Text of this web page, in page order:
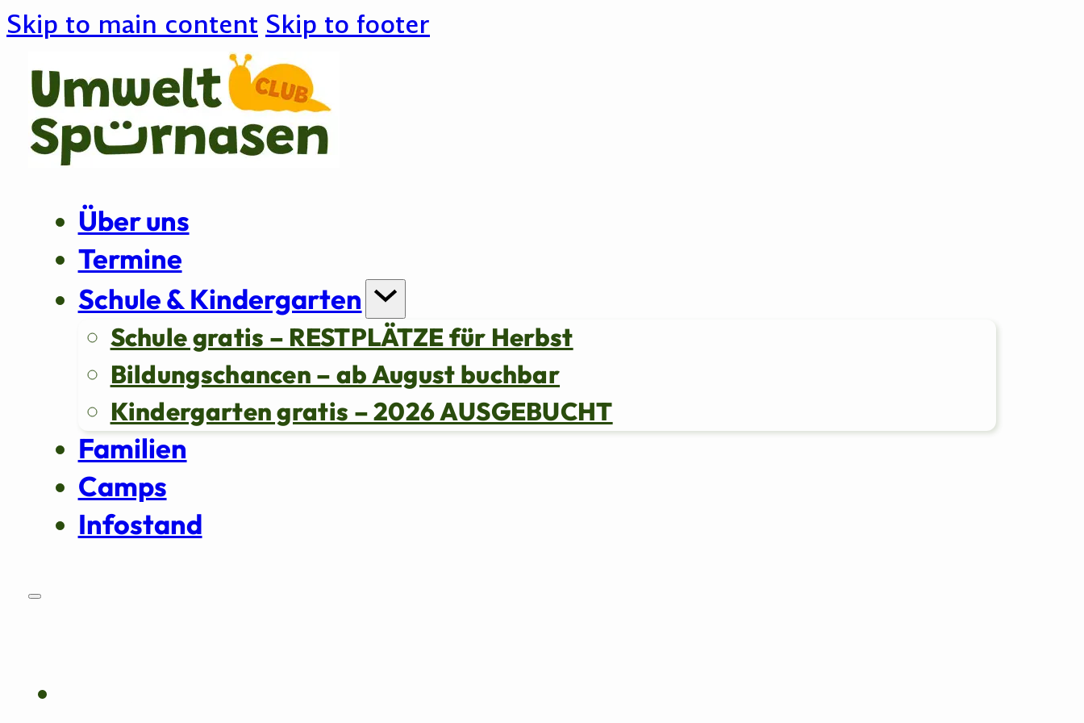
Skip to main content Skip to footer
Über uns
Termine
Schule & Kindergarten
Schule gratis – RESTPLÄTZE für Herbst
Bildungschancen – ab August buchbar
Kindergarten gratis – 2026 AUSGEBUCHT
Familien
Camps
Infostand